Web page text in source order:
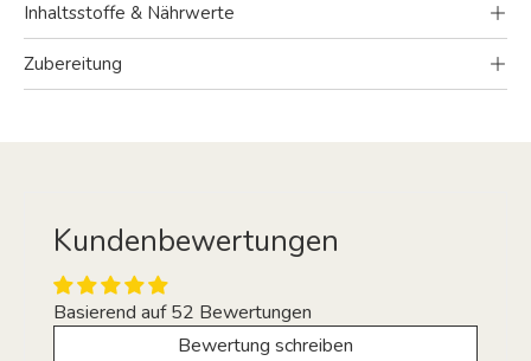
Inhaltsstoffe & Nährwerte
Zubereitung
Kundenbewertungen
Basierend auf 52 Bewertungen
Bewertung schreiben